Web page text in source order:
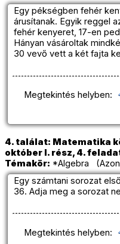
Egy pékségben fehér
árusítanak. Egyik reggel
fehér kenyeret, 17-en
Hányan vásároltak
30 vevő vett a két fajta
Megtekintés helyben:
4. találat: Matematika
október I. rész, 4.
Témakör: *Algebra
Egy számtani sorozat
36. Adja meg a sorozat
Megtekintés helyben: